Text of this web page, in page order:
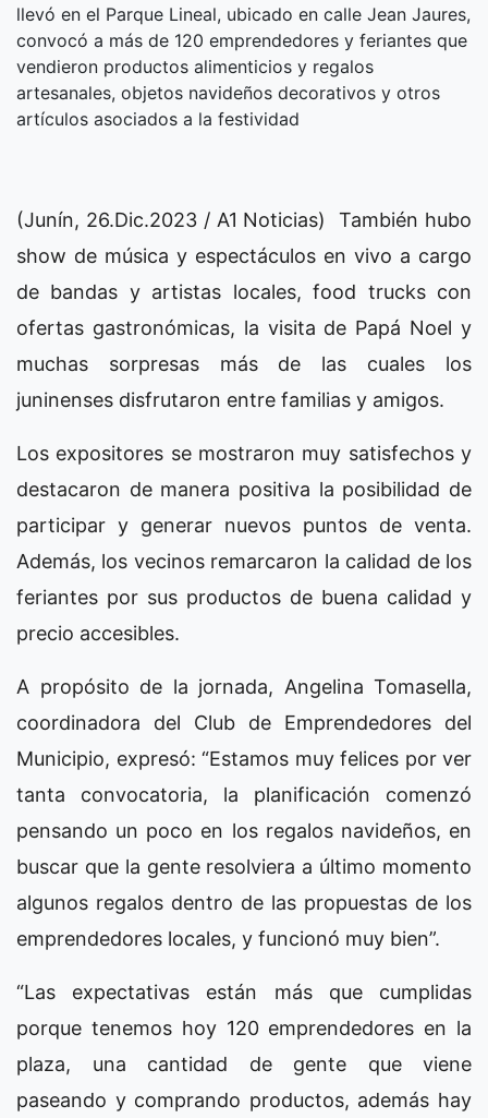
llevó en el Parque Lineal, ubicado en calle Jean Jaures,
convocó a más de 120 emprendedores y feriantes que
vendieron productos alimenticios y regalos
artesanales, objetos navideños decorativos y otros
artículos asociados a la festividad
(Junín, 26.Dic.2023 / A1 Noticias) También hubo
show de música y espectáculos en vivo a cargo
de bandas y artistas locales, food trucks con
ofertas gastronómicas, la visita de Papá Noel y
muchas sorpresas más de las cuales los
juninenses disfrutaron entre familias y amigos.
Los expositores se mostraron muy satisfechos y
destacaron de manera positiva la posibilidad de
participar y generar nuevos puntos de venta.
Además, los vecinos remarcaron la calidad de los
feriantes por sus productos de buena calidad y
precio accesibles.
A propósito de la jornada, Angelina Tomasella,
coordinadora del Club de Emprendedores del
Municipio, expresó: “Estamos muy felices por ver
tanta convocatoria, la planificación comenzó
pensando un poco en los regalos navideños, en
buscar que la gente resolviera a último momento
algunos regalos dentro de las propuestas de los
emprendedores locales, y funcionó muy bien”.
“Las expectativas están más que cumplidas
porque tenemos hoy 120 emprendedores en la
plaza, una cantidad de gente que viene
paseando y comprando productos, además hay